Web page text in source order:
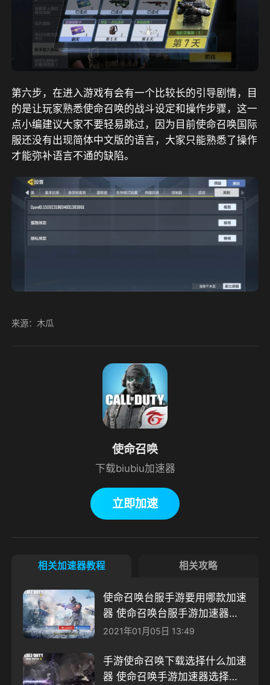
第六步，在进入游戏有会有一个比较长的引导剧情，目
的是让玩家熟悉使命召唤的战斗设定和操作步骤，这一
点小编建议大家不要轻易跳过，因为目前使命召唤国际
服还没有出现简体中文版的语言，大家只能熟悉了操作
才能弥补语言不通的缺陷。
来源：木瓜
使命召唤
下载biubiu加速器
立即加速
相关加速器教程 相关攻略
使命召唤台服手游要用哪款加速
器 使命召唤台服手游加速器使
用指南
2021年01月05日 13:49
手游使命召唤下载选择什么加速
器 使命召唤手游加速器选择推